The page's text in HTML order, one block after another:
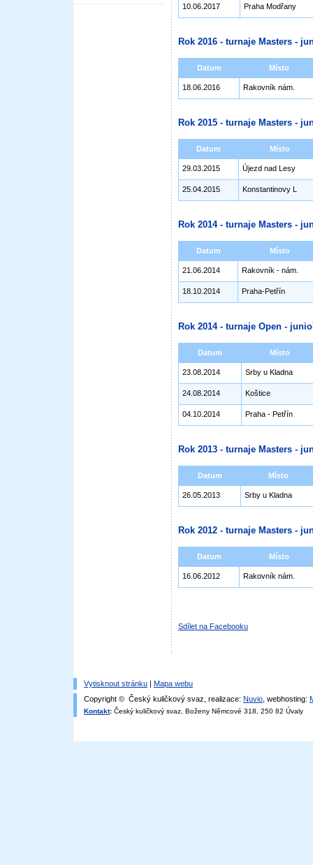
10.06.2017 Praha Modřany
Rok 2016 - turnaje Masters -
Datum Místo
18.06.2016 Rakovník nám.
Rok 2015 - turnaje Masters -
Datum Místo
29.03.2015 Újezd nad Lesy
25.04.2015 Konstantinovy L
Rok 2014 - turnaje Masters -
Datum Místo
21.06.2014 Rakovník - nám.
18.10.2014 Praha-Petřín
Rok 2014 - turnaje Open -
Datum Místo
23.08.2014 Srby u Kladna
24.08.2014 Koštice
04.10.2014 Praha - Petřín
Rok 2013 - turnaje Masters -
Datum Místo
26.05.2013 Srby u Kladna
Rok 2012 - turnaje Masters -
Datum Místo
16.06.2012 Rakovník nám.
Sdílet na Facebooku
Vytisknout stránku | Mapa webu
Copyright © Český kuličkový svaz, realizace: Nuvio , webhosting:
Kontakt: Český kuličkový svaz, Boženy Němcové 318, 250 82 Úvaly